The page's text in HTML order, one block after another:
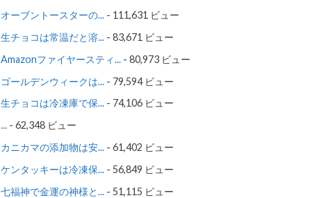
オーブントースターの... - 111,631 ビュー
生チョコは常温だと溶... - 83,671 ビュー
Amazonファイヤースティ... - 80,973 ビュー
ゴールデンウィークは... - 79,594 ビュー
生チョコは冷凍庫で保... - 74,106 ビュー
... - 62,348 ビュー
カニカマの添加物は安... - 61,402 ビュー
ケンタッキーは冷凍保... - 56,849 ビュー
七福神で金運の神様と... - 51,115 ビュー